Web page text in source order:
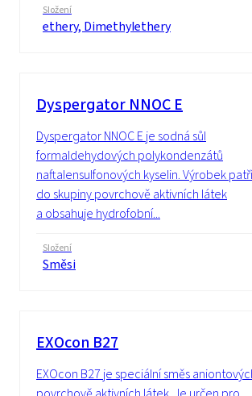
Složení
ethery, Dimethylethery
Dyspergator NNOC E
Dyspergator NNOC E je sodná sůl
formaldehydových polykondenzátů
naftalensulfonových kyselin. Výrobek patří
do skupiny povrchově aktivních látek
a obsahuje hydrofobní...
Složení
Směsi
EXOcon B27
EXOcon B27 je speciální směs